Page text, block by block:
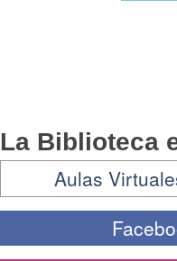
La Biblioteca
Aulas